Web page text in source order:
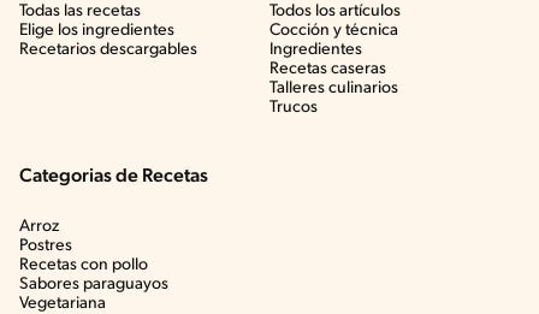
Todas las recetas
Elige los ingredientes
Recetarios descargables
Todos los artículos
Cocción y técnica
Ingredientes
Recetas caseras
Talleres culinarios
Trucos
Categorias de Recetas
Arroz
Postres
Recetas con pollo
Sabores paraguayos
Vegetariana